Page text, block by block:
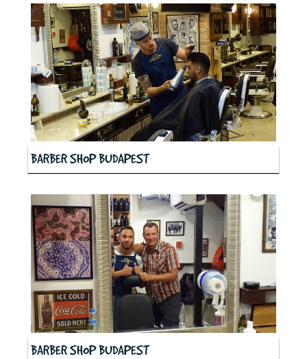
BARBER SHOP BUDAPEST
BARBER SHOP BUDAPEST